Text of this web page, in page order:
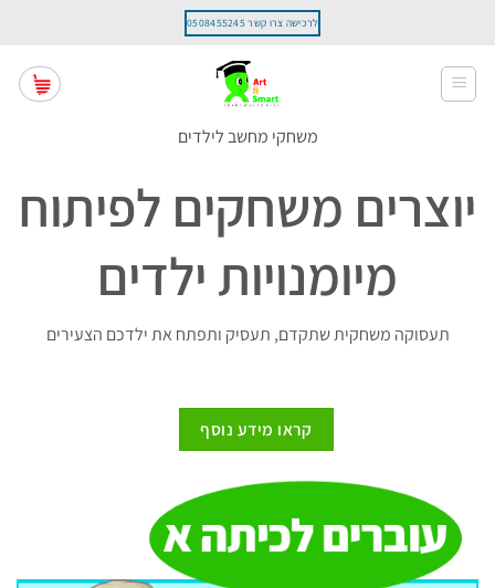
content
לרכישה צרו קשר 0508455245
משחקי מחשב לילדים
יוצרים משחקים לפיתוח
מיומנויות ילדים
תעסוקה משחקית שתקדם, תעסיק ותפתח את ילדכם הצעירים
קראו מידע נוסף